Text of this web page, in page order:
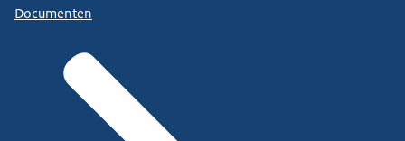
Documenten